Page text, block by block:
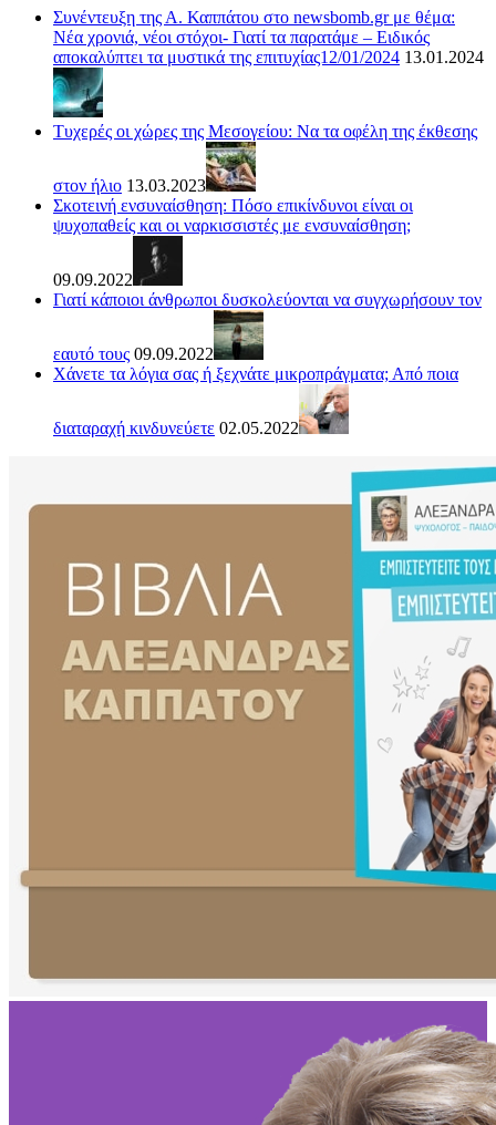
Συνέντευξη της Α. Καππάτου στο newsbomb.gr με θέμα:
Νέα χρονιά, νέοι στόχοι- Γιατί τα παρατάμε – Ειδικός
αποκαλύπτει τα μυστικά της επιτυχίας12/01/2024 13.01.2024
Τυχερές οι χώρες της Μεσογείου: Να τα οφέλη της έκθεσης
στον ήλιο 13.03.2023
Σκοτεινή ενσυναίσθηση: Πόσο επικίνδυνοι είναι οι
ψυχοπαθείς και οι ναρκισσιστές με ενσυναίσθηση;
09.09.2022
Γιατί κάποιοι άνθρωποι δυσκολεύονται να συγχωρήσουν τον
εαυτό τους 09.09.2022
Χάνετε τα λόγια σας ή ξεχνάτε μικροπράγματα; Από ποια
διαταραχή κινδυνεύετε 02.05.2022